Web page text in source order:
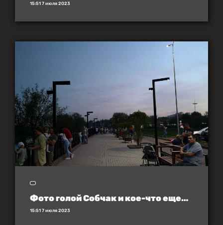
15:51 7 июля 2023
Фото голой Собчак и кое-что еще…
15:51 7 июля 2023